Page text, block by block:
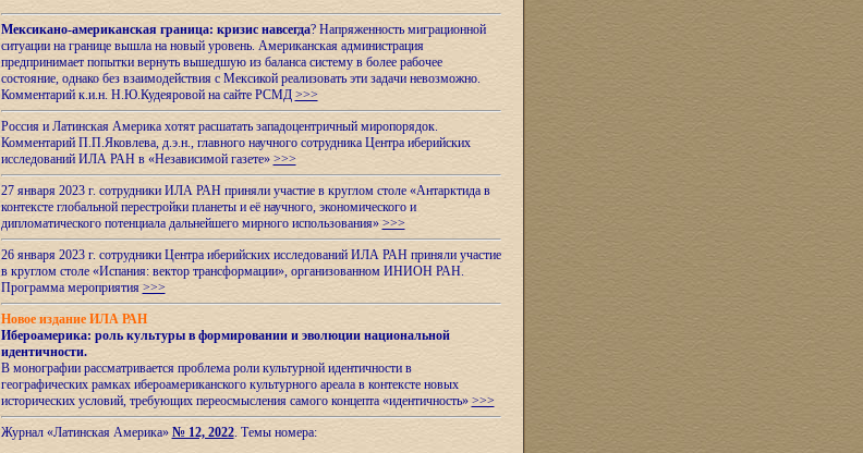
Мексикано-американская граница: кризис навсегда? Напряженность миграционной
ситуации на границе вышла на новый уровень. Американская администрация
предпринимает попытки вернуть вышедшую из баланса систему в более рабочее
состояние, однако без взаимодействия с Мексикой реализовать эти задачи невозможно.
Комментарий к.и.н. Н.Ю.Кудеяровой на сайте РСМД >>>
Россия и Латинская Америка хотят расшатать западоцентричный миропорядок.
Комментарий П.П.Яковлева, д.э.н., главного научного сотрудника Центра иберийских
исследований ИЛА РАН в «Независимой газете» >>>
27 января 2023 г. сотрудники ИЛА РАН приняли участие в круглом столе «Антарктида в
контексте глобальной перестройки планеты и её научного, экономического и
дипломатического потенциала дальнейшего мирного использования» >>>
26 января 2023 г. сотрудники Центра иберийских исследований ИЛА РАН приняли участие
в круглом столе «Испания: вектор трансформации», организованном ИНИОН РАН.
Программа мероприятия>>>
Новое издание ИЛА РАН
Ибероамерика: роль культуры в формировании и эволюции национальной
идентичности.
В монографии рассматривается проблема роли культурной идентичности в
географических рамках ибероамериканского культурного ареала в контексте новых
исторических условий, требующих переосмысления самого концепта «идентичность» >>>
Журнал «Латинская Америка» № 12, 2022. Темы номера: